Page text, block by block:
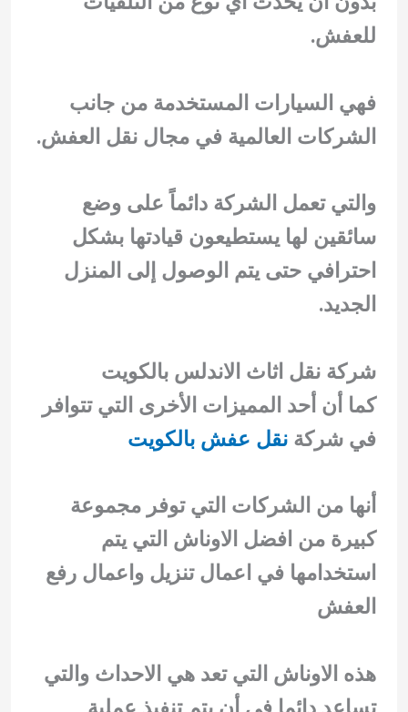
للعفش.
فهي السيارات المستخدمة من جانب
الشركات العالمية في مجال نقل العفش.
والتي تعمل الشركة دائماً على وضع
سائقين لها يستطيعون قيادتها بشكل
احترافي حتى يتم الوصول إلى المنزل
الجديد.
شركة نقل اثاث الاندلس بالكويت
كما أن أحد المميزات الأخرى التي تتوافر
في شركةنقل عفش بالكويت
أنها من الشركات التي توفر مجموعة
كبيرة من افضل الاوناش التي يتم
استخدامها في اعمال تنزيل واعمال رفع
العفش
هذه الاوناش التي تعد هي الاحداث والتي